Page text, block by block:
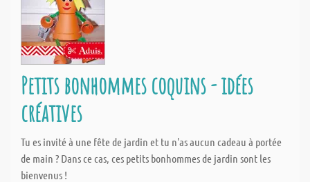
Petits bonhommes coquins - idées
créatives
Tu es invité à une fête de jardin et tu n'as aucun cadeau à portée
de main ? Dans ce cas, ces petits bonhommes de jardin sont les
bienvenus !